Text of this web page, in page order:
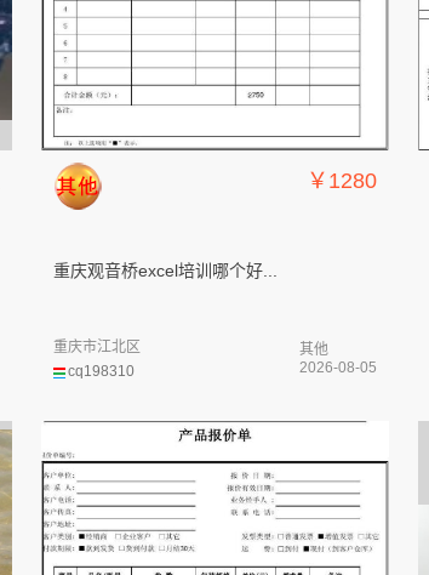
￥1280
重庆观音桥excel培训哪个好...
cq198310
重庆市江北区
其他
2026-08-05